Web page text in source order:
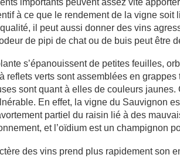
à ce que le rendement de la vigne
il peut aussi donner des vins
de pipi de chat ou de buis peut être
s’épanouissent de petites feuilles,
reflets verts sont assemblées en
sont quant à elles de couleurs
En effet, la vigne du Sauvignon
partiel du raisin lié à des
et l’oïdium est un champignon
des vins prend plus rapidement son